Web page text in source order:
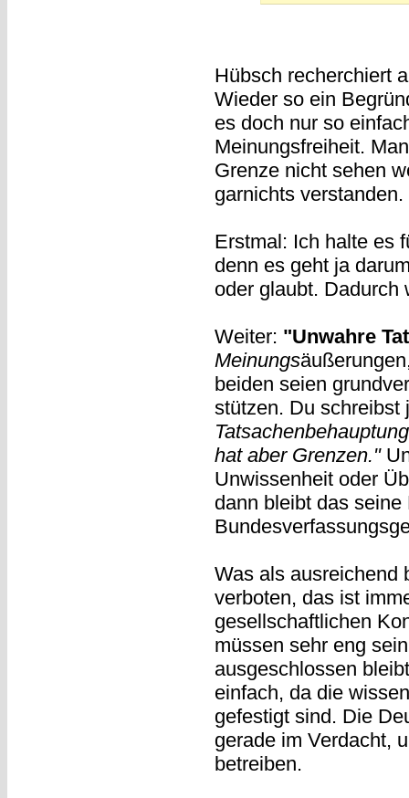
Hübsch recherchiert
Wieder so ein
es doch nur so
Meinungsfreiheit.
Grenze nicht sehen
garnichts verstanden.
Erstmal: Ich halte es
denn es geht ja
oder glaubt. Dadurch
Weiter: "Unwahre
Meinungs
beiden seien
stützen. Du
hat aber Grenzen."
Unwissenheit oder
dann bleibt das
Was als ausreichend
verboten, das ist
gesellschaftlichen
müssen sehr eng
ausgeschlossen
einfach, da die
gefestigt sind. Die
gerade im Verdacht,
betreiben.